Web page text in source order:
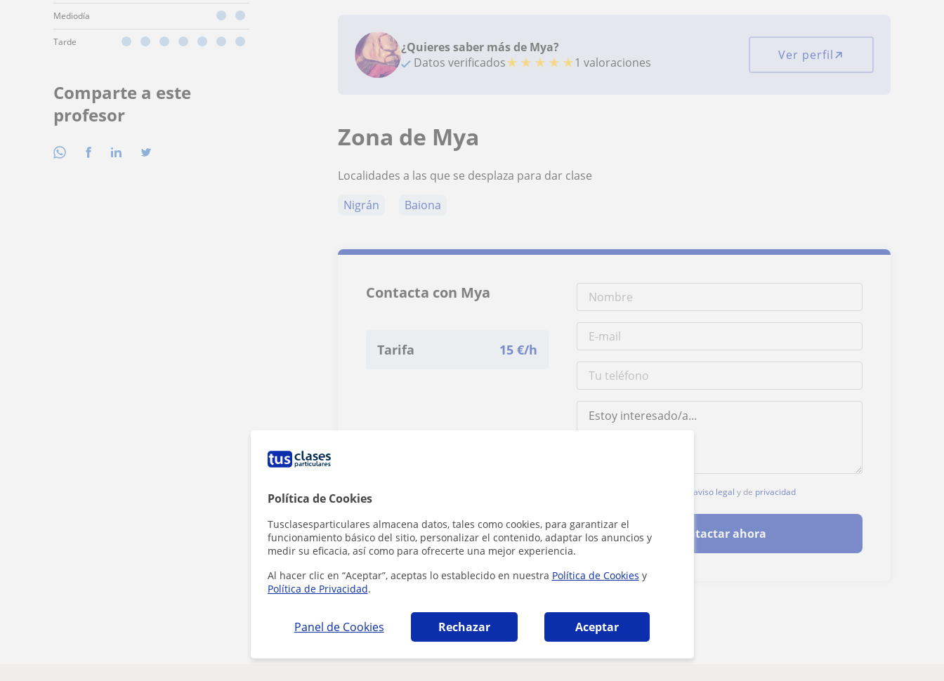
Política de Cookies
Tusclasesparticulares almacena datos, tales como cookies, para garantizar el
funcionamiento básico del sitio, personalizar el contenido, adaptar los anuncios y
medir su eficacia, así como para ofrecerte una mejor experiencia.
Al hacer clic en “Aceptar”, aceptas lo establecido en nuestra Política de Cookies y
Política de Privacidad.
Panel de Cookies Rechazar Aceptar
Mediodía
Tarde
Comparte a este
profesor
¿Quieres saber más de Mya?
Datos verificados★ ★ ★ ★ ★1 valoraciones Ver perfil
Zona de Mya
Localidades a las que se desplaza para dar clase
Nigrán
Baiona
Contacta con Mya
Tarifa 15 €/h
aviso legal y de privacidad
Contactar ahora